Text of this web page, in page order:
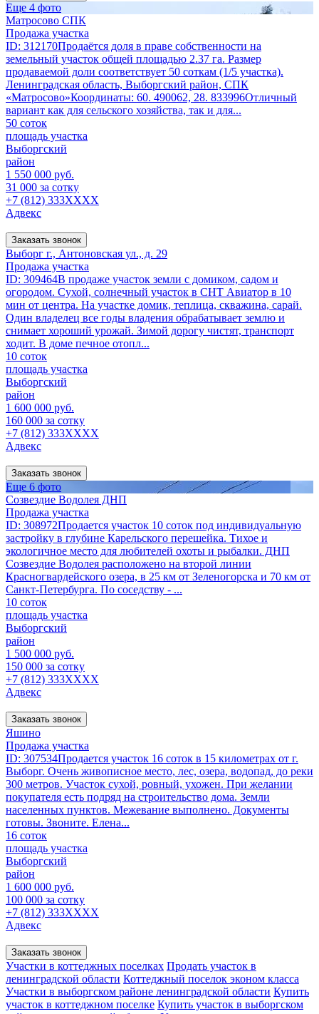
Еще 4 фото
Матросово СПК
Продажа участка
ID: 312170Продаётся доля в праве собственности на
земельный участок общей площадью 2.37 га. Размер
продаваемой доли соответствует 50 соткам (1/5 участка).
Ленинградская область, Выборгский район, СПК
«Матросово»Координаты: 60. 490062, 28. 833996Отличный
вариант как для сельского хозяйства, так и для...
50 соток
площадь участка
Выборгский
район
1 550 000 руб.
31 000 за сотку
+7 (812) 333XXXX
Адвекс
Заказать звонок
Выборг г., Антоновская ул., д. 29
Продажа участка
ID: 309464В продаже участок земли с домиком, садом и
огородом. Сухой, солнечный участок в СНТ Авиатор в 10
мин от центра. На участке домик, теплица, скважина, сарай.
Один владелец все годы владения обрабатывает землю и
снимает хороший урожай. Зимой дорогу чистят, транспорт
ходит. В доме печное отопл...
10 соток
площадь участка
Выборгский
район
1 600 000 руб.
160 000 за сотку
+7 (812) 333XXXX
Адвекс
Заказать звонок
Еще 6 фото
Созвездие Водолея ДНП
Продажа участка
ID: 308972Продается участок 10 соток под индивидуальную
застройку в глубине Карельского перешейка. Тихое и
экологичное место для любителей охоты и рыбалки. ДНП
Созвездие Водолея расположено на второй линии
Красногвардейского озера, в 25 км от Зеленогорска и 70 км от
Санкт-Петербурга. По соседству - ...
10 соток
площадь участка
Выборгский
район
1 500 000 руб.
150 000 за сотку
+7 (812) 333XXXX
Адвекс
Заказать звонок
Яшино
Продажа участка
ID: 307534Продается участок 16 соток в 15 километрах от г.
Выборг. Очень живописное место, лес, озера, водопад, до реки
300 метров. Участок сухой, ровный, ухожен. При желании
покупателя есть подряд на строительство дома. Земли
населенных пунктов. Межевание выполнено. Документы
готовы. Звоните. Елена...
16 соток
площадь участка
Выборгский
район
1 600 000 руб.
100 000 за сотку
+7 (812) 333XXXX
Адвекс
Заказать звонок
Участки в коттеджных поселках Продать участок в
ленинградской области Коттеджный поселок эконом класса
Участки в выборгском районе ленинградской области Купить
участок в коттеджном поселке Купить участок в выборгском